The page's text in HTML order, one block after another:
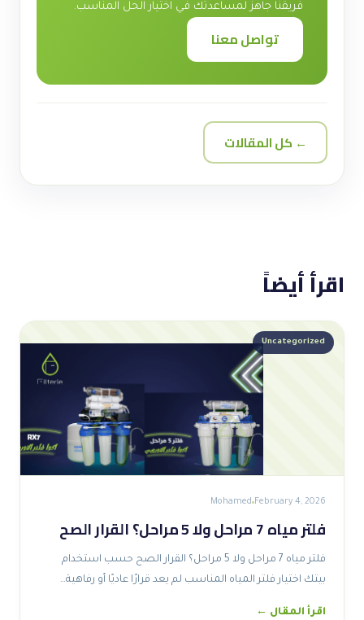
فريقنا جاهز لمساعدتك في اختيار الحل المناسب.
تواصل معنا
← كل المقالات
اقرأ أيضاً
Uncategorized
February 4, 2026
Mohamed
فلتر مياه 7 مراحل ولا 5 مراحل؟ القرار الصح
فلتر مياه 7 مراحل ولا 5 مراحل؟ القرار الصح حسب استخدام
بيتك اختيار فلتر المياه المناسب لم يعد قرارًا عاديًا أو رفاهية…
اقرأ المقال ←